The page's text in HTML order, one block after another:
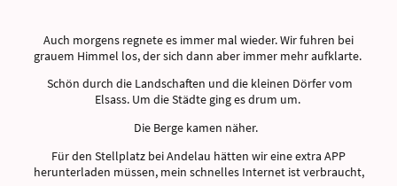
Auch morgens regnete es immer mal wieder. Wir fuhren bei
grauem Himmel los, der sich dann aber immer mehr aufklarte.
Schön durch die Landschaften und die kleinen Dörfer vom
Elsass. Um die Städte ging es drum um.
Die Berge kamen näher.
Für den Stellplatz bei Andelau hätten wir eine extra APP
herunterladen müssen, mein schnelles Internet ist verbraucht,